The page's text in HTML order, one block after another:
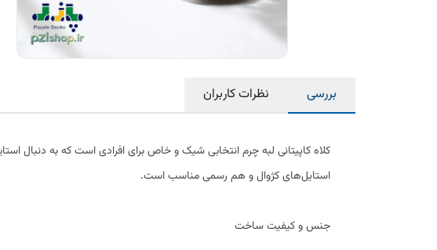
بررسی نظرات کاربران
کلاه کاپیتانی لبه چرم انتخابی شیک و خاص برای افرادی است که به دنبال
استایل‌های کژوال و هم رسمی مناسب است.
جنس و کیفیت ساخت